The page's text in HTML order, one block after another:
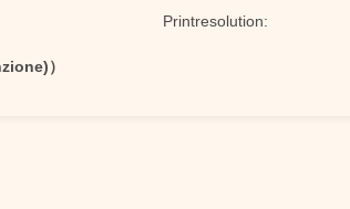
Printresolution:
）